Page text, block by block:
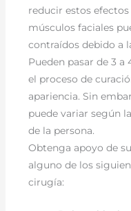
reducir estos
músculos faciales
contraídos debido a
Pueden pasar de 3 a
el proceso de
apariencia. Sin
puede variar según
de la persona.
Obtenga apoyo de
alguno de los
cirugía: